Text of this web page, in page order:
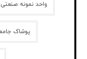
واحد نمونه صنعتی
پوشاک